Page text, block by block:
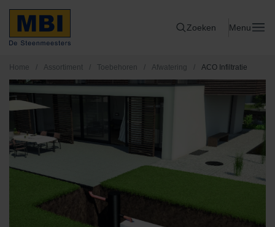
Zoeken Menu
Home / Assortiment / Toebehoren / Afwatering / ACO Infiltratie